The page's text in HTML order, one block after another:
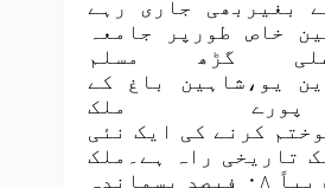
بغیربھی جاری رہے
خاص طورپر جامعہ
گڑھ مسلم
یو،شاہین باغ کے
پورے ملک
کرنے کی ایک نئی
تاریخی راہ ہے۔ملک
کی آبادی میں تقریباً ۰۸ فیصد پسماندہ